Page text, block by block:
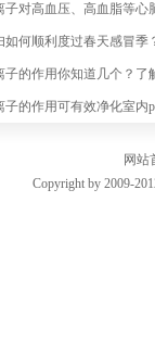
子对高血压、高血脂等心
如何顺利度过春天感冒季
子的作用你知道几个？了
子的作用可有效净化室内
网站
Copyright by 2009-